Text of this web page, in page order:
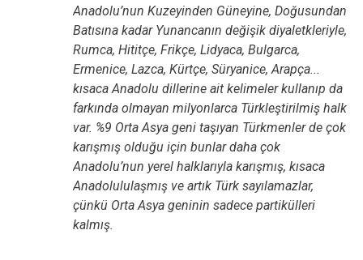
Anadolu’nun Kuzeyinden Güneyine, Doğusundan
Batısına kadar Yunancanın değişik diyaletkleriyle,
Rumca, Hititçe, Frikçe, Lidyaca, Bulgarca,
Ermenice, Lazca, Kürtçe, Süryanice, Arapça...
kısaca Anadolu dillerine ait kelimeler kullanıp da
farkında olmayan milyonlarca Türkleştirilmiş halk
var. %9 Orta Asya geni taşıyan Türkmenler de çok
karışmış olduğu için bunlar daha çok
Anadolu’nun yerel halklarıyla karışmış, kısaca
Anadolululaşmış ve artık Türk sayılamazlar,
çünkü Orta Asya geninin sadece partikülleri
kalmış.